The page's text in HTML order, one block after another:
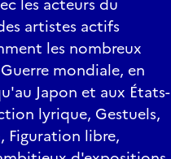
les acteurs du
artistes actifs
les nombreux
mondiale, en
Japon et aux États-
lyrique, Gestuels,
Figuration libre,